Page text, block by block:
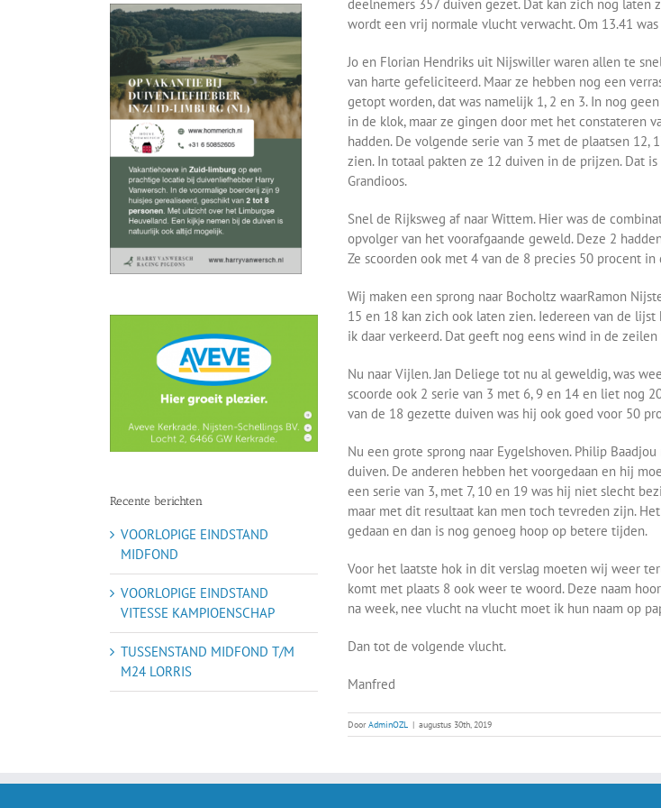
deelnemers 357 duiven gezet. Dat kan zich nog laten
wordt een vrij normale vlucht verwacht. Om 13.41
Jo en Florian Hendriks uit Nijswiller waren allen te
van harte gefeliciteerd. Maar ze hebben nog een
getopt worden, dat was namelijk 1, 2 en 3. In nog
in de klok, maar ze gingen door met het constateren
hadden. De volgende serie van 3 met de plaatsen 12,
zien. In totaal pakten ze 12 duiven in de prijzen. Dat
Grandioos.
Snel de Rijksweg af naar Wittem. Hier was de
opvolger van het voorafgaande geweld. Deze 2
Ze scoorden ook met 4 van de 8 precies 50 procent in
Wij maken een sprong naar Bocholtz waarRamon
15 en 18 kan zich ook laten zien. Iedereen van de
ik daar verkeerd. Dat geeft nog eens wind in de
Nu naar Vijlen. Jan Deliege tot nu al geweldig, was
scoorde ook 2 serie van 3 met 6, 9 en 14 en liet nog
van de 18 gezette duiven was hij ook goed voor 50
Nu een grote sprong naar Eygelshoven. Philip
duiven. De anderen hebben het voorgedaan en hij
een serie van 3, met 7, 10 en 19 was hij niet slecht
maar met dit resultaat kan men toch tevreden zijn.
gedaan en dan is nog genoeg hoop op betere tijden.
Voor het laatste hok in dit verslag moeten wij weer
komt met plaats 8 ook weer te woord. Deze naam
na week, nee vlucht na vlucht moet ik hun naam op
Dan tot de volgende vlucht.
Manfred
DoorAdminOZL | augustus 30th, 2019
Recente berichten
VOORLOPIGE EINDSTAND
MIDFOND
VOORLOPIGE EINDSTAND
VITESSE KAMPIOENSCHAP
TUSSENSTAND MIDFOND T/M
M24 LORRIS